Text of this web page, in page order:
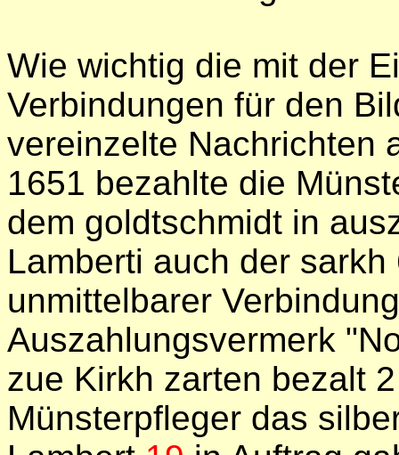
Wie wichtig die mit der
Verbindungen für den
vereinzelte Nachrichten
1651 bezahlte die
dem goldtschmidt in
Lamberti auch der
unmittelbarer
Auszahlungsvermerk
zue Kirkh zarten bezalt
Münsterpfleger das